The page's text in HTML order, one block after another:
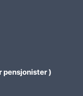
pensjonister )